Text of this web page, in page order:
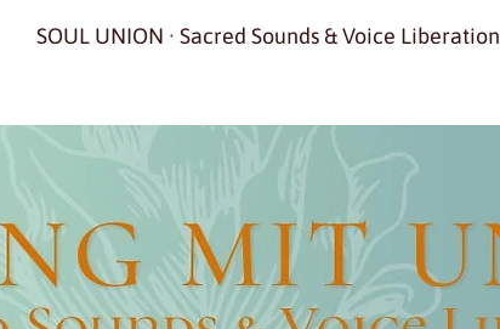
SOUL UNION · Sacred Sounds & Voice Liberation